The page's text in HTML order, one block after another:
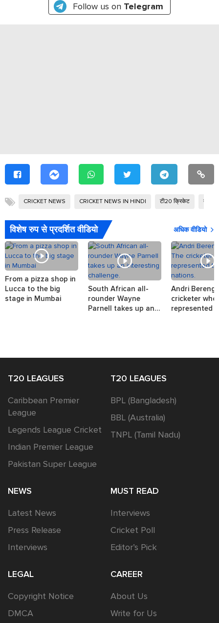
Follow us on Telegram
CRICKET NEWS CRICKET NEWS IN HINDI टी20 क्रिकेट ताजा
विशेष रुप से प्रदर्शित वीडियो अधिक वीडियो
From a pizza shop in
Lucca to the big
stage in Mumbai
South African all-
rounder Wayne
Parnell takes up an
Andri
cricketer who
represented
T20 LEAGUES
Caribbean Premier
League
Legends League Cricket
Indian Premier League
Pakistan Super League
T20 LEAGUES
BPL (Bangladesh)
BBL (Australia)
TNPL (Tamil Nadu)
NEWS
Latest News
Press Release
Interviews
MUST READ
Interviews
Cricket Poll
Editor’s Pick
LEGAL
Copyright Notice
DMCA
CAREER
About Us
Write for Us